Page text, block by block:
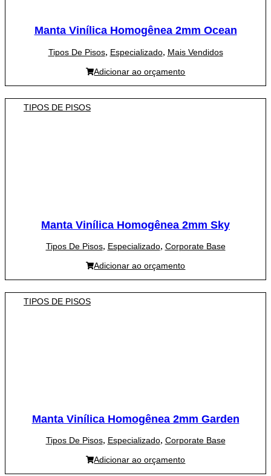
Manta Vinílica Homogênea 2mm Ocean
Tipos De Pisos, Especializado, Mais Vendidos
Adicionar ao orçamento
TIPOS DE PISOS
Manta Vinílica Homogênea 2mm Sky
Tipos De Pisos, Especializado, Corporate Base
Adicionar ao orçamento
TIPOS DE PISOS
Manta Vinílica Homogênea 2mm Garden
Tipos De Pisos, Especializado, Corporate Base
Adicionar ao orçamento